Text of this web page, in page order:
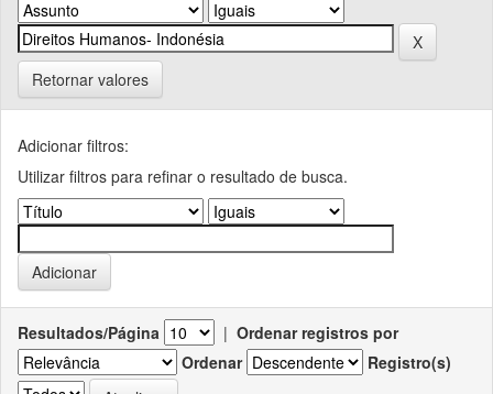
Retornar valores
Adicionar filtros:
Utilizar filtros para refinar o resultado de busca.
Resultados/Página | Ordenar registros por
Ordenar
Registro(s)